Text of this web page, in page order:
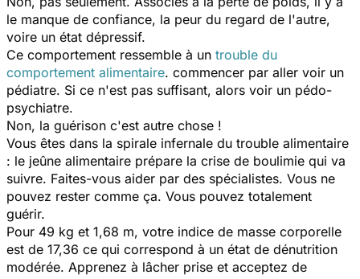
le manque de confiance, la peur du regard de l'autre,
voire un état dépressif.
Ce comportement ressemble à un trouble du
comportement alimentaire. commencer par aller voir un
pédiatre. Si ce n'est pas suffisant, alors voir un pédo-
psychiatre.
Non, la guérison c'est autre chose !
Vous êtes dans la spirale infernale du trouble alimentaire
: le jeûne alimentaire prépare la crise de boulimie qui va
suivre. Faites-vous aider par des spécialistes. Vous ne
pouvez rester comme ça. Vous pouvez totalement
guérir.
Pour 49 kg et 1,68 m, votre indice de masse corporelle
est de 17,36 ce qui correspond à un état de dénutrition
modérée. Apprenez à lâcher prise et acceptez de